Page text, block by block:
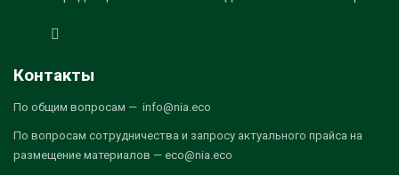
Контакты
По общим вопросам — info@nia.eco
По вопросам сотрудничества и запросу актуального прайса на
размещение материалов — eco@nia.eco